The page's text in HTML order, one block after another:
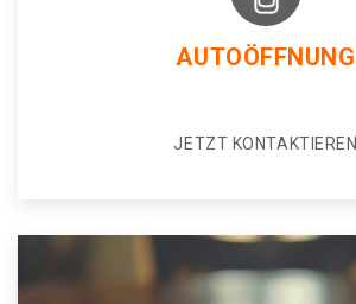
AUTOÖFFNUNG
JETZT KONTAKTIEREN